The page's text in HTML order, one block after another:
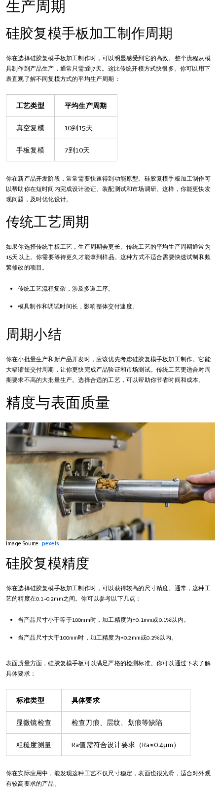
生产周期
硅胶复模手板加工制作周期
你在选择硅胶复模手板加工制作时，可以明显感受到它的高效。整个流程从模
具制作到产品生产，通常只需3到7天。这比传统开模方式快很多。你可以用下
表直观了解不同复模方式的平均生产周期：
工艺类型 平均生产周期
真空复模 10到15天
手板复模 7到10天
你在新产品开发阶段，常常需要快速得到功能原型。硅胶复模手板加工制作可
以帮助你在短时间内完成设计验证、装配测试和市场调研。这样，你能更快发
现问题，及时优化设计。
传统工艺周期
如果你选择传统手板工艺，生产周期会更长。传统工艺的平均生产周期通常为
15天以上。你需要等待更久才能拿到样品。这种方式不适合需要快速试制和频
繁修改的项目。
传统工艺流程复杂，涉及多道工序。
模具制作和调试时间长，影响整体交付速度。
周期小结
你在小批量生产和新产品开发时，应该优先考虑硅胶复模手板加工制作。它能
大幅缩短交付周期，让你更快完成产品验证和市场测试。传统工艺更适合对周
期要求不高的大批量生产。选择合适的工艺，可以帮助你节省时间和成本。
精度与表面质量
Image Source: pexels
硅胶复模精度
你在选择硅胶复模手板加工制作时，可以获得较高的尺寸精度。通常，这种工
艺的精度在0.1-0.2mm之间。你可以参考以下几点：
当产品尺寸小于等于100mm时，加工精度为±0.1mm或0.1%以内。
当产品尺寸大于100mm时，加工精度为±0.2mm或0.2%以内。
表面质量方面，硅胶复模手板可以满足严格的检测标准。你可以通过下表了解
具体要求：
标准类型 具体要求
显微镜检查 检查刀痕、层纹、划痕等缺陷
粗糙度测量 Ra值需符合设计要求（Ra≤0.4μm）
你在实际应用中，能发现这种工艺不仅尺寸稳定，表面也很光滑，适合对外观
有较高要求的产品。